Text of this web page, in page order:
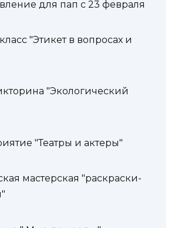
для пап с 23 февраля
"Этикет в вопросах и
"Экологический
"Театры и актеры"
мастерская "раскраски-